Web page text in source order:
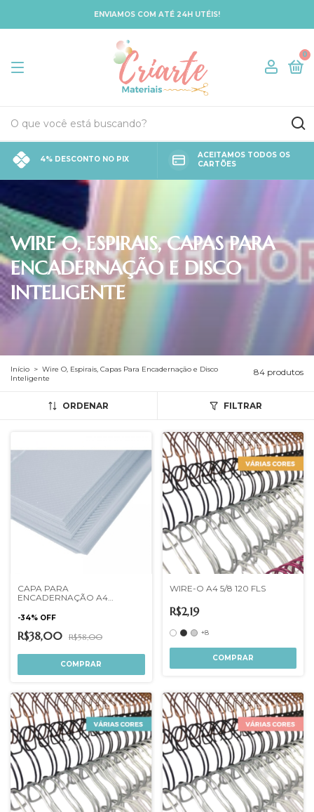
ENVIAMOS COM ATÉ 24H UTÉIS!
0
4% DESCONTO NO PIX
ACEITAMOS TODOS OS
CARTÕES
WIRE O, ESPIRAIS, CAPAS PARA
ENCADERNAÇÃO E DISCO
INTELIGENTE
Início > Wire O, Espirais, Capas Para Encadernação e Disco
Inteligente
84 produtos
ORDENAR FILTRAR
CAPA PARA
ENCADERNAÇÃO A4
-34% OFF
R$38,00 R$58,00
COMPRAR
WIRE-O A4 5/8 120 FLS
R$2,19
+8
COMPRAR